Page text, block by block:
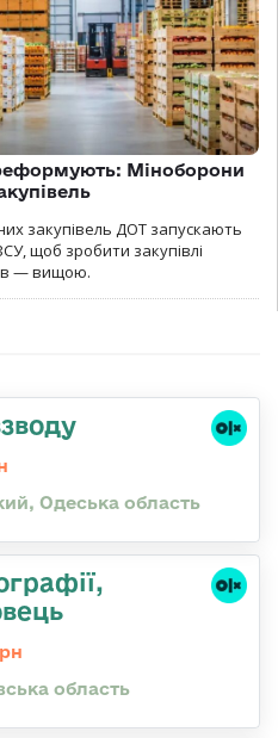
Міноборони
закупівель ДОТ запускають
щоб зробити закупівлі
— вищою.
Одеська область
область